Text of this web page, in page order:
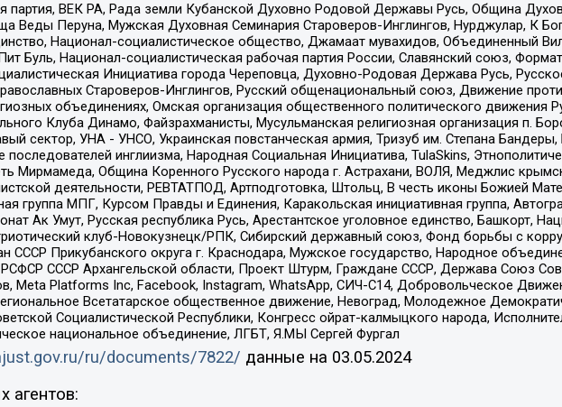
партия, ВЕК РА, Рада земли Кубанской Духовно Родовой Державы Русь, Община
Веды Перуна, Мужская Духовная Семинария Староверов-Инглингов, Нурджулар, К
Национал-социалистическое общество, Джамаат мувахидов, Объединенный
Буль, Национал-социалистическая рабочая партия России, Славянский союз,
Инициатива города Череповца, Духовно-Родовая Держава Русь,
Староверов-Инглингов, Русский общенациональный союз, Движение
объединениях, Омская организация общественного политического движения
Клуба Динамо, Файзрахманисты, Мусульманская религиозная организация п.
сектор, УНА - УНСО, Украинская повстанческая армия, Тризуб им. Степана
последователей инглиизма, Народная Социальная Инициатива, TulaSkins,
Мирмамеда, Община Коренного Русского народа г. Астрахани, ВОЛЯ, Меджлис
деятельности, РЕВТАТПОД, Артподготовка, Штольц, В честь иконы Божией
группа МПГ, Курсом Правды и Единения, Каракольская инициативная группа,
Ак Умут, Русская республика Русь, Арестантское уголовное единство, Башкорт,
клуб-Новокузнецк/РПК, Сибирский державный союз, Фонд борьбы с
СССР Прикубанского округа г. Краснодара, Мужское государство, Народное
СССР Архангельской области, Проект Штурм, Граждане СССР, Держава Союз
Meta Platforms Inc, Facebook, Instagram, WhatsApp, СИЧ-С14, Добровольческое
Всетатарское общественное движение, Невоград, Молодежное
Социалистической Республики, Конгресс ойрат-калмыцкого народа,
национальное объединение, ЛГБТ, Я.МЫ Сергей Фургал
ru/documents/7822/ данные на 03.05.2024
агентов: